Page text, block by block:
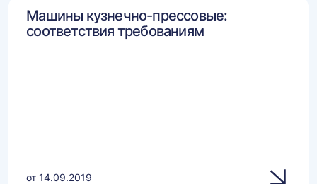
Машины кузнечно-прессовые:
соответствия требованиям
от 14.09.2019